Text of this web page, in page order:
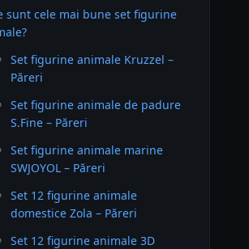
sunt cele mai bune set figurine
Set figurine animale Kruzzel –
Păreri
Set figurine animale de padure
S.Fine – Păreri
Set figurine animale marine
SWJOYOL – Păreri
Set 12 figurine animale
domestice Zola – Păreri
Set 12 figurine animale 3D